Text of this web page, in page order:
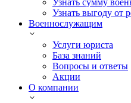
Узнать сумму
Узнать выгоду от
Военнослужащим
Услуги юриста
База знаний
Вопросы и ответы
Акции
О компании